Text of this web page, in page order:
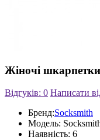
Жіночі
Відгуків: 0 Написати
Бренд:Socksmith
Модель:
Наявність: 6